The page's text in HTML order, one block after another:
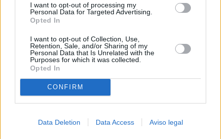
I want to opt-out of processing my
Personal Data for Targeted Advertising.
Opted In
I want to opt-out of Collection, Use,
Retention, Sale, and/or Sharing of my
Personal Data that Is Unrelated with the
Purposes for which it was collected.
Opted In
CONFIRM
Data Deletion Data Access Aviso legal